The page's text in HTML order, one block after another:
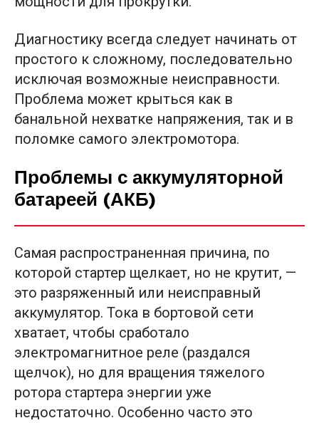
Диагностику всегда следует начинать от
простого к сложному, последовательно
исключая возможные неисправности.
Проблема может крыться как в
банальной нехватке напряжения, так и в
поломке самого электромотора.
Проблемы с аккумуляторной
батареей (АКБ)
Самая распространенная причина, по
которой стартер щелкает, но не крутит, —
это разряженный или неисправный
аккумулятор. Тока в бортовой сети
хватает, чтобы сработало
электромагнитное реле (раздался
щелчок), но для вращения тяжелого
ротора стартера энергии уже
недостаточно. Особенно часто это